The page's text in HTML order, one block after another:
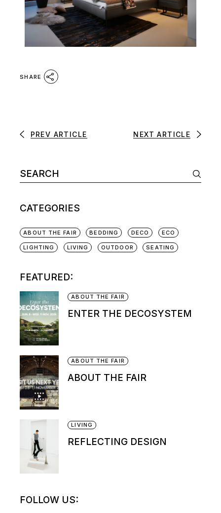
SHARE
PREV ARTICLE NEXT ARTICLE
CATEGORIES
ABOUT THE FAIR BEDDING DECO ECO
LIGHTING LIVING OUTDOOR SEATING
FEATURED:
ABOUT THE FAIR
ENTER THE DECOSYSTEM
ABOUT THE FAIR
ABOUT THE FAIR
LIVING
REFLECTING DESIGN
FOLLOW US: